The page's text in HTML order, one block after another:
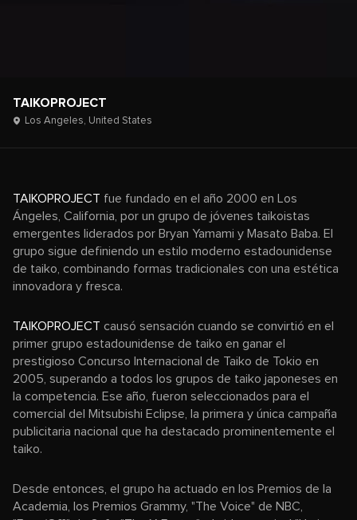
TAIKOPROJECT
Los Angeles, United States
TAIKOPROJECT fue fundado en el año 2000 en Los
Ángeles, California, por un grupo de jóvenes taikoistas
emergentes liderados por Bryan Yamami y Masato Baba. El
grupo sigue definiendo un estilo moderno estadounidense
de taiko, combinando formas tradicionales con una estética
innovadora y fresca.
TAIKOPROJECT causó sensación cuando se convirtió en el
primer grupo estadounidense de taiko en ganar el
prestigioso Concurso Internacional de Taiko de Tokio en
2005, superando a todos los grupos de taiko japoneses en
la competencia. Ese año, fueron seleccionados para el
comercial del Mitsubishi Eclipse, la primera y única campaña
publicitaria nacional que ha destacado prominentemente el
taiko.
Desde entonces, el grupo ha actuado en los Premios de la
Academia, los Premios Grammy, "The Voice" de NBC,